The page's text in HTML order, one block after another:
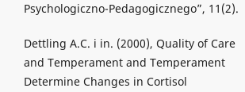
Psychologiczno-Pedagogicznego”, 11(2).
Dettling A.C. i in. (2000), Quality of Care
and Temperament and Temperament
Determine Changes in Cortisol